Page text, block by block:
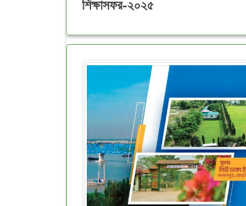
শিক্ষাসফর-২০২৫